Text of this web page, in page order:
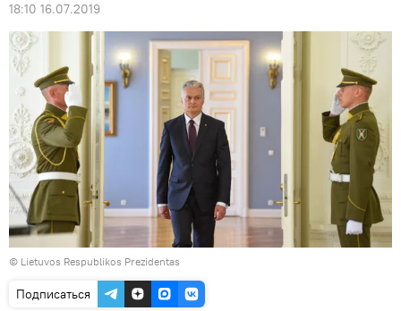
18:10 16.07.2019
© Lietuvos Respublikos Prezidentas
Подписаться